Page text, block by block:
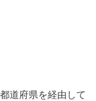
道府県を経由して